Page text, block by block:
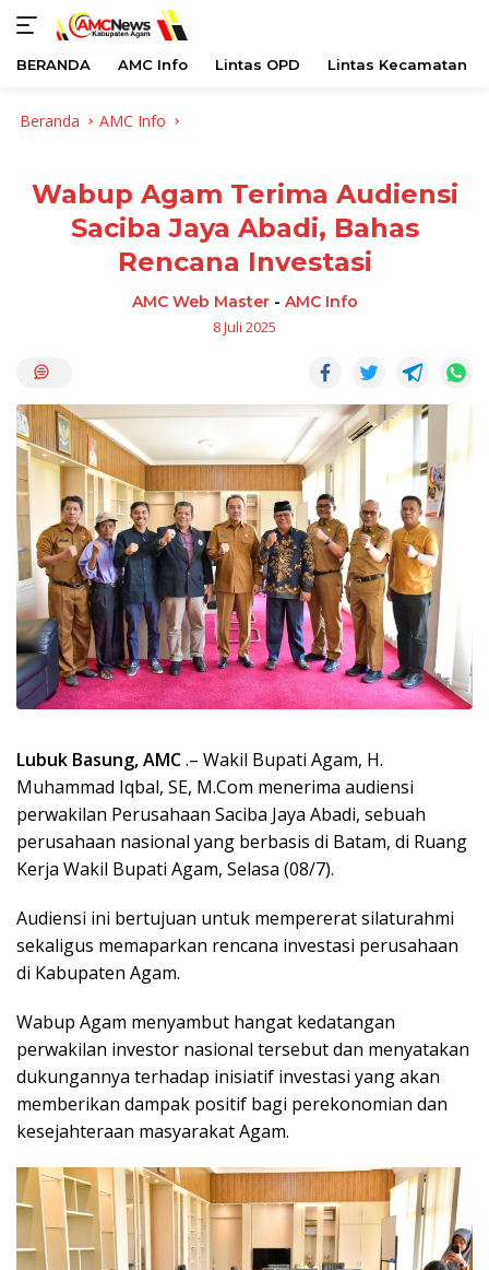
BERANDA AMC Info Lintas OPD Lintas Kecamatan
Beranda AMC Info
Wabup Agam Terima Audiensi
Saciba Jaya Abadi, Bahas
Rencana Investasi
AMC Web Master- AMC Info
8 Juli 2025
Lubuk Basung, AMC.– Wakil Bupati Agam, H.
Muhammad Iqbal, SE, M.Com menerima audiensi
perwakilan Perusahaan Saciba Jaya Abadi, sebuah
perusahaan nasional yang berbasis di Batam, di Ruang
Kerja Wakil Bupati Agam, Selasa (08/7).
Audiensi ini bertujuan untuk mempererat silaturahmi
sekaligus memaparkan rencana investasi perusahaan
di Kabupaten Agam.
Wabup Agam menyambut hangat kedatangan
perwakilan investor nasional tersebut dan menyatakan
dukungannya terhadap inisiatif investasi yang akan
memberikan dampak positif bagi perekonomian dan
kesejahteraan masyarakat Agam.